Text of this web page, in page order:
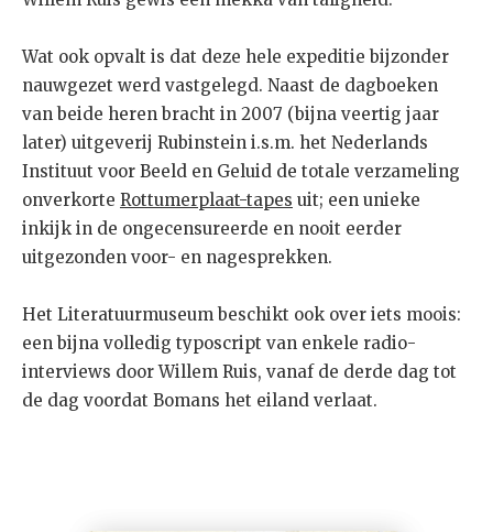
Wat ook opvalt is dat deze hele expeditie bijzonder
nauwgezet werd vastgelegd. Naast de dagboeken
van beide heren bracht in 2007 (bijna veertig jaar
later) uitgeverij Rubinstein i.s.m. het Nederlands
Instituut voor Beeld en Geluid de totale verzameling
onverkorte Rottumerplaat-tapes uit; een unieke
inkijk in de ongecensureerde en nooit eerder
uitgezonden voor- en nagesprekken.
Het Literatuurmuseum beschikt ook over iets moois:
een bijna volledig typoscript van enkele radio-
interviews door Willem Ruis, vanaf de derde dag tot
de dag voordat Bomans het eiland verlaat.